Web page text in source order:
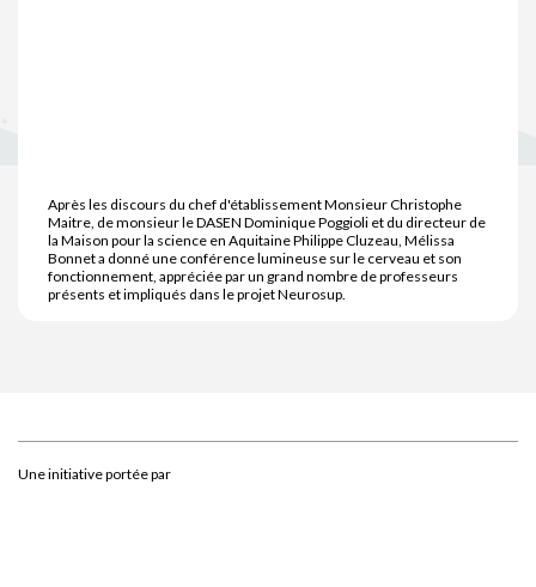
Après les discours du chef d'établissement Monsieur Christophe
Maitre, de monsieur le DASEN Dominique Poggioli et du directeur de
la Maison pour la science en Aquitaine Philippe Cluzeau, Mélissa
Bonnet a donné une conférence lumineuse sur le cerveau et son
fonctionnement, appréciée par un grand nombre de professeurs
présents et impliqués dans le projet Neurosup.
Une initiative portée par